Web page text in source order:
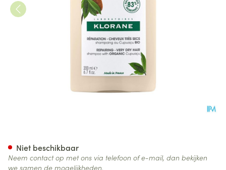
Niet beschikbaar
Neem contact op met ons via telefoon of e-mail, dan bekijken
we samen de mogelijkheden.